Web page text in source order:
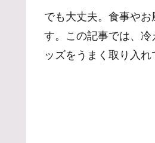
でも大丈夫。食事や
す。この記事では、
ッズをうまく取り入